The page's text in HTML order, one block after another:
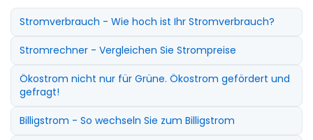
Stromverbrauch - Wie hoch ist Ihr Stromverbrauch?
Stromrechner - Vergleichen Sie Strompreise
Ökostrom nicht nur für Grüne. Ökostrom gefördert und
gefragt!
Billigstrom - So wechseln Sie zum Billigstrom